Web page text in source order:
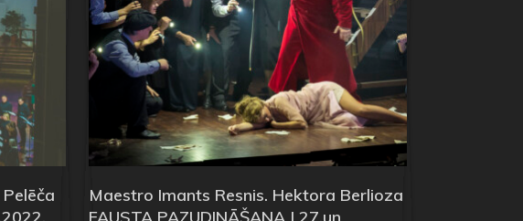
Maestro Imants Resnis. Hektora Berlioza